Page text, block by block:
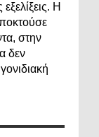
Η
στην
δεν